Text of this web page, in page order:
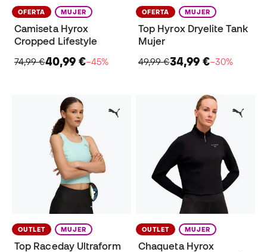
OFERTA MUJER
Camiseta Hyrox
Cropped Lifestyle
74,99 €40,99 €−45%
OFERTA MUJER
Top Hyrox Dryelite Tank
Mujer
49,99 €34,99 €−30%
OUTLET MUJER
Top Raceday Ultraform
OUTLET MUJER
Chaqueta Hyrox